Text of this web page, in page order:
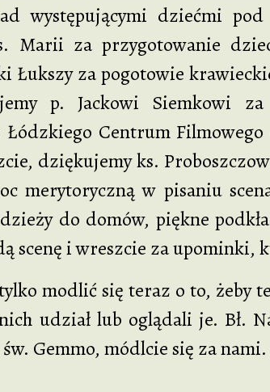
występującymi dziećmi
Marii za przygotowanie
Łukszy za pogotowie
p. Jackowi Siemkowi
Centrum
dziękujemy ks.
merytoryczną w pisaniu
do domów, piękne
scenę i wreszcie za
się teraz o to, żeby
udział lub oglądali je. Bł.
Gemmo, módlcie się za nami.